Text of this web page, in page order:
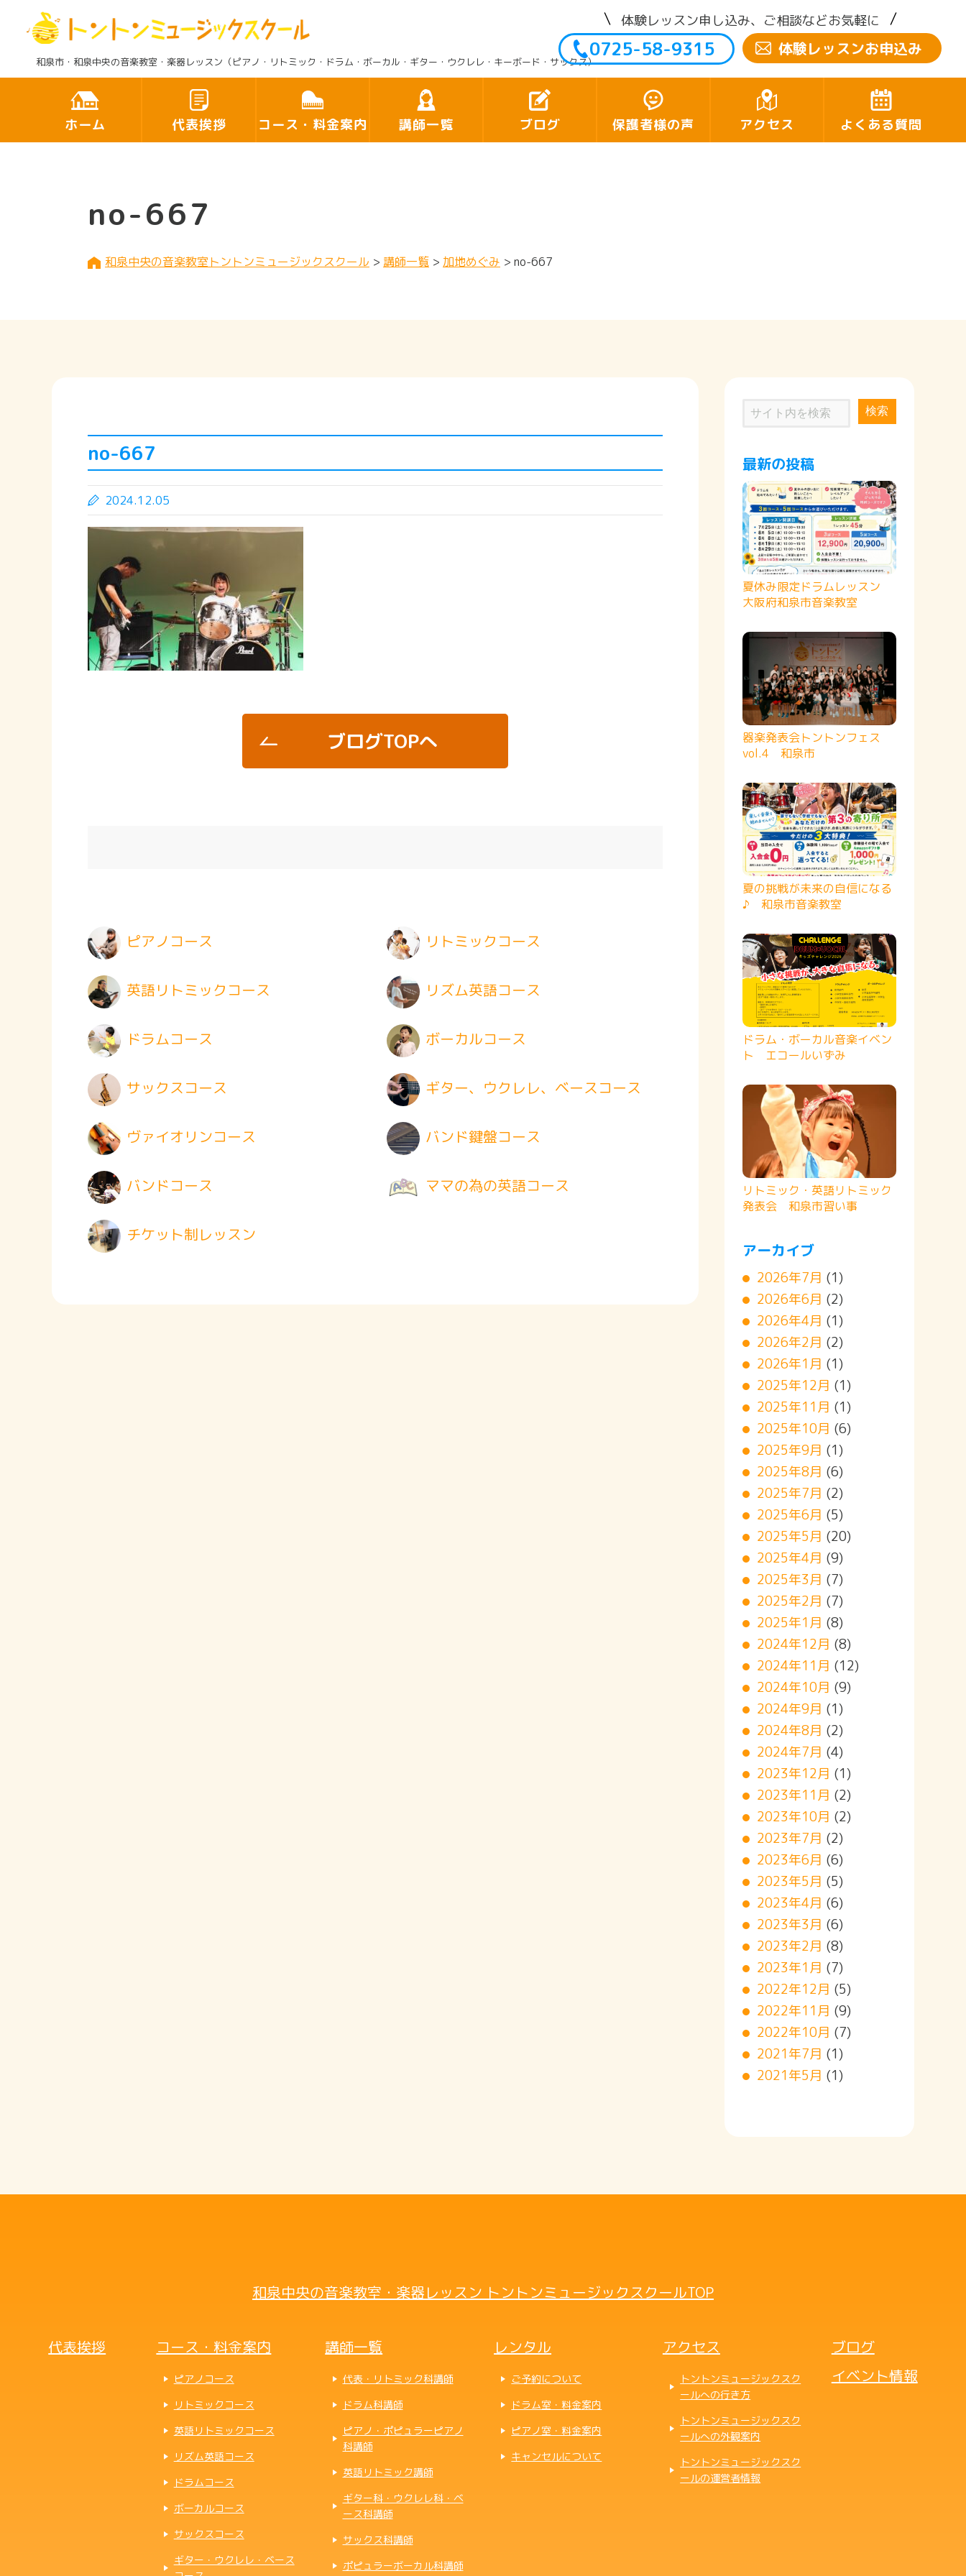
体験レッスン申し込み、ご相談などお気軽に
0725-58-9315 体験レッスンお申込み
和泉市・和泉中央の音楽教室・楽器レッスン（ピアノ・リトミック・ドラム・ボーカル・ギター・ウクレレ・キーボード・サックス）
ホーム 代表挨拶 コース・料金案内 講師一覧 ブログ 保護者様の声 アクセス よくある質問
no-667
和泉中央の音楽教室トントンミュージックスクール > 講師一覧 > 加地めぐみ > no-667
no-667
2024.12.05
ブログTOPへ
ピアノコース リトミックコース
英語リトミックコース リズム英語コース
ドラムコース ボーカルコース
サックスコース ギター、ウクレレ、ベースコース
ヴァイオリンコース バンド鍵盤コース
バンドコース ママの為の英語コース
チケット制レッスン
検索
最新の投稿
夏休み限定ドラムレッスン
大阪府和泉市音楽教室
器楽発表会トントンフェス
vol.4 和泉市
夏の挑戦が未来の自信になる
♪ 和泉市音楽教室
ドラム・ボーカル音楽イベン
ト エコールいずみ
リトミック・英語リトミック
発表会 和泉市習い事
アーカイブ
2026年7月 (1)
2026年6月 (2)
2026年4月 (1)
2026年2月 (2)
2026年1月 (1)
2025年12月 (1)
2025年11月 (1)
2025年10月 (6)
2025年9月 (1)
2025年8月 (6)
2025年7月 (2)
2025年6月 (5)
2025年5月 (20)
2025年4月 (9)
2025年3月 (7)
2025年2月 (7)
2025年1月 (8)
2024年12月 (8)
2024年11月 (12)
2024年10月 (9)
2024年9月 (1)
2024年8月 (2)
2024年7月 (4)
2023年12月 (1)
2023年11月 (2)
2023年10月 (2)
2023年7月 (2)
2023年6月 (6)
2023年5月 (5)
2023年4月 (6)
2023年3月 (6)
2023年2月 (8)
2023年1月 (7)
2022年12月 (5)
2022年11月 (9)
2022年10月 (7)
2021年7月 (1)
2021年5月 (1)
和泉中央の音楽教室・楽器レッスン トントンミュージックスクールTOP
代表挨拶 コース・料金案内
ピアノコース
リトミックコース
英語リトミックコース
リズム英語コース
ドラムコース
ボーカルコース
サックスコース
ギター・ウクレレ・ベース
講師一覧
代表・リトミック科講師
ドラム科講師
ピアノ・ポピュラーピアノ
科講師
英語リトミック講師
ギター科・ウクレレ科・ベ
ース科講師
サックス科講師
ポピュラーボーカル科講師
レンタル
ご予約について
ドラム室・料金案内
ピアノ室・料金案内
キャンセルについて
アクセス
トントンミュージックスク
ールへの行き方
トントンミュージックスク
ールへの外観案内
トントンミュージックスク
ールの運営者情報
ブログ
イベント情報